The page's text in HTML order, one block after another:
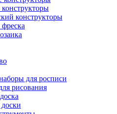
конструкторы
для росписи
рисования